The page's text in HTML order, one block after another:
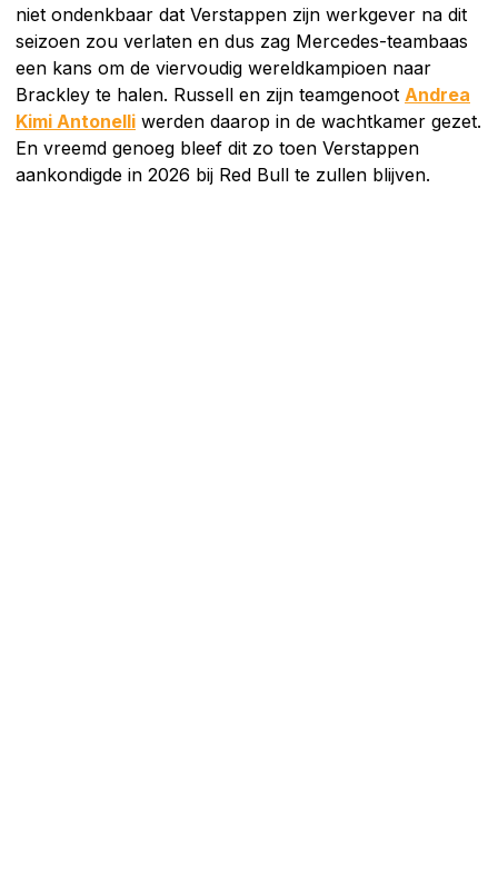
niet ondenkbaar dat Verstappen zijn werkgever na dit
seizoen zou verlaten en dus zag Mercedes-teambaas
een kans om de viervoudig wereldkampioen naar
Brackley te halen. Russell en zijn teamgenoot Andrea
Kimi Antonelli werden daarop in de wachtkamer gezet.
En vreemd genoeg bleef dit zo toen Verstappen
aankondigde in 2026 bij Red Bull te zullen blijven.